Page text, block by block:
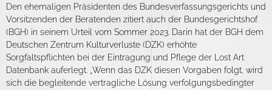
Den ehemaligen Präsidenten des Bundesverfassungsgerichts und
Vorsitzenden der Beratenden zitiert auch der Bundesgerichtshof
(BGH) in seinem Urteil vom Sommer 2023. Darin hat der BGH dem
Deutschen Zentrum Kulturverluste (DZK) erhöhte
Sorgfaltspflichten bei der Eintragung und Pflege der Lost Art
Datenbank auferlegt. „Wenn das DZK diesen Vorgaben folgt, wird
sich die begleitende vertragliche Lösung verfolgungsbedingter